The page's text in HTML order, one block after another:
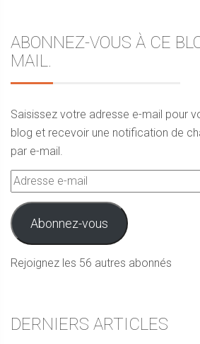
ABONNEZ-VOUS À CE
MAIL.
Saisissez votre adresse e-mail pour
blog et recevoir une notification de
par e-mail.
Adresse
e-
mail
Abonnez-vous
Rejoignez les 56 autres abonnés
DERNIERS ARTICLES